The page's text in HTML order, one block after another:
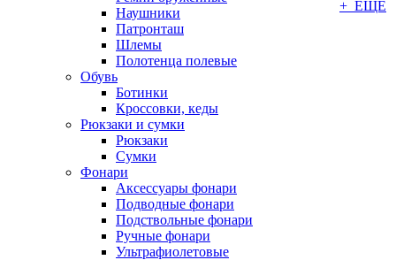
Наушники
Патронташ
Шлемы
Полотенца полевые
Обувь
Ботинки
Кроссовки, кеды
Рюкзаки и сумки
Рюкзаки
Сумки
Фонари
Аксессуары фонари
Подводные фонари
Подствольные фонари
Ручные фонари
Ультрафиолетовые
+ ЕЩЕ